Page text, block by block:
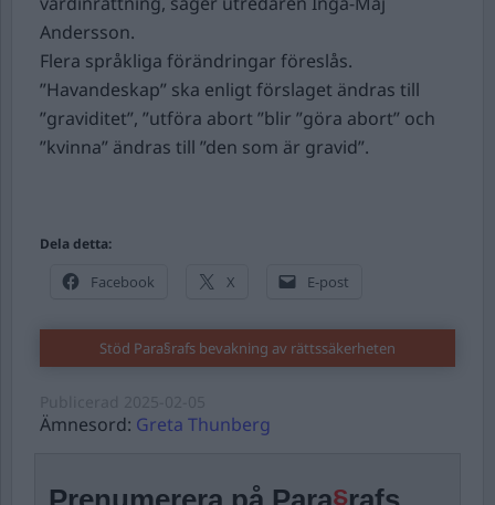
Andersson.
Flera språkliga förändringar föreslås.
”Havandeskap” ska enligt förslaget ändras till
”graviditet”, ”utföra abort ”blir ”göra abort” och
”kvinna” ändras till ”den som är gravid”.
Dela detta:
Facebook X E-post
Stöd Para§rafs bevakning av rättssäkerheten
Ämnesord: Greta Thunberg